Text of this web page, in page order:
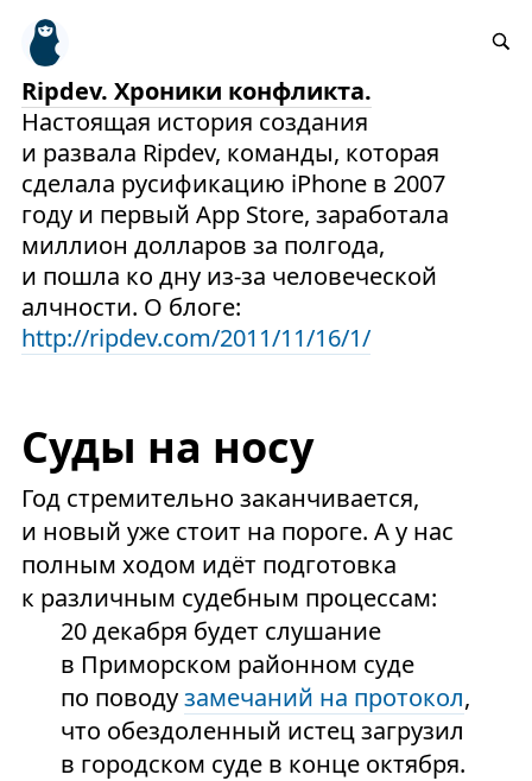
Ripdev. Хроники конфликта.
Настоящая история создания
и развала Ripdev, команды, которая
сделала русификацию iPhone в 2007
году и первый App Store, заработала
миллион долларов за полгода,
и пошла ко дну из-за человеческой
алчности. О блоге:
http://ripdev.com/2011/11/16/1/
Суды на носу
Год стремительно заканчивается,
и новый уже стоит на пороге. А у нас
полным ходом идёт подготовка
к различным судебным процессам:
20 декабря будет слушание
в Приморском районном суде
по поводузамечаний на протокол,
что обездоленный истец загрузил
в городском суде в конце октября.